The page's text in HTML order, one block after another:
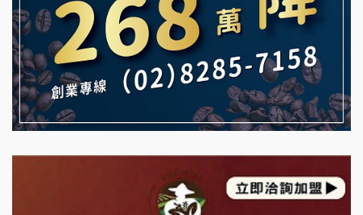
MUSHEN徵SPA美容芳療師
日十。早午食加盟說明會
拾鑶火鍋加盟說明會
TEA TOP加盟說明會
珍好味臭臭鍋加盟說明會
藍象廷泰式火鍋加盟說明會